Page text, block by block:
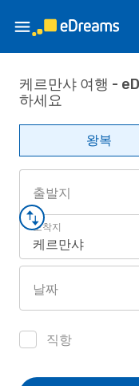
케르만샤 여행 -
하세요
왕복
출발지
도착지
케르만샤
날짜
직항